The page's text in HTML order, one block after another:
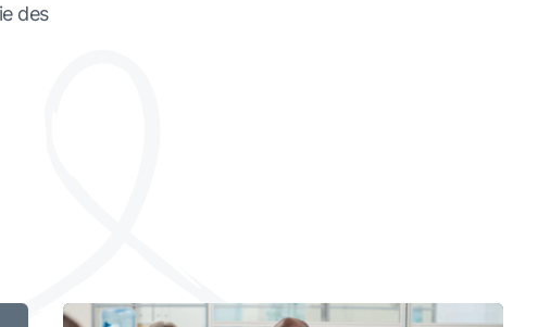
des
Comité Médical Consultatif